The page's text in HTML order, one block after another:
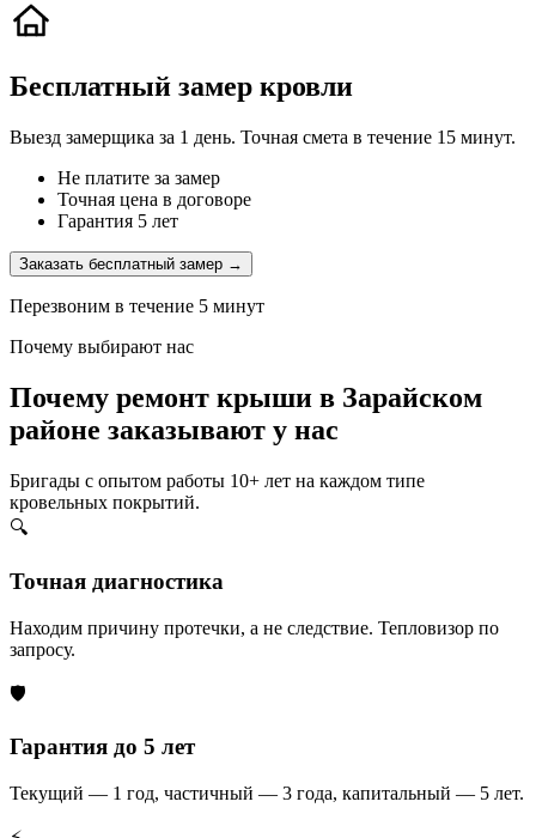
Бесплатный замер кровли
Выезд замерщика за 1 день. Точная смета в течение 15 минут.
Не платите за замер
Точная цена в договоре
Гарантия 5 лет
Заказать бесплатный замер →
Перезвоним в течение 5 минут
Почему выбирают нас
Почему ремонт крыши в Зарайском
районе заказывают у нас
Бригады с опытом работы 10+ лет на каждом типе
кровельных покрытий.
🔍
Точная диагностика
Находим причину протечки, а не следствие. Тепловизор по
запросу.
🛡️
Гарантия до 5 лет
Текущий — 1 год, частичный — 3 года, капитальный — 5 лет.